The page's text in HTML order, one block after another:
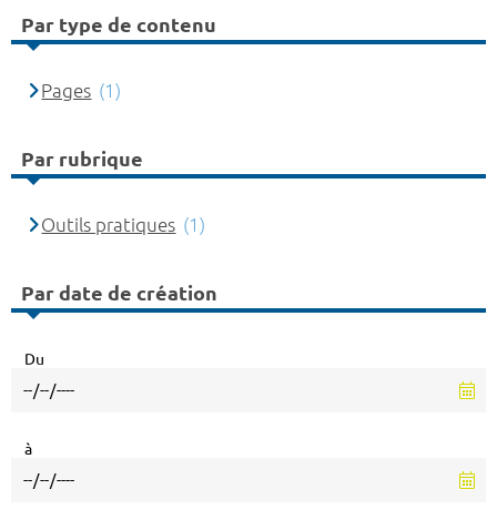
Par type de contenu
Pages (1)
Par rubrique
Outils pratiques (1)
Par date de création
Du
à